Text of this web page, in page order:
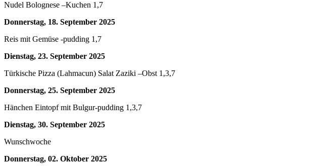
Nudel Bolognese –Kuchen 1,7
Donnerstag, 18. September 2025
Reis mit Gemüse -pudding 1,7
Dienstag, 23. September 2025
Türkische Pizza (Lahmacun) Salat Zaziki –Obst 1,3,7
Donnerstag, 25. September 2025
Hänchen Eintopf mit Bulgur-pudding 1,3,7
Dienstag, 30. September 2025
Wunschwoche
Donnerstag, 02. Oktober 2025